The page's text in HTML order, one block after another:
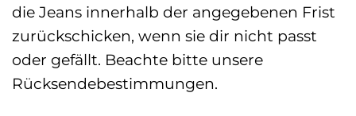
die Jeans innerhalb der angegebenen Frist
zurückschicken, wenn sie dir nicht passt
oder gefällt. Beachte bitte unsere
Rücksendebestimmungen.